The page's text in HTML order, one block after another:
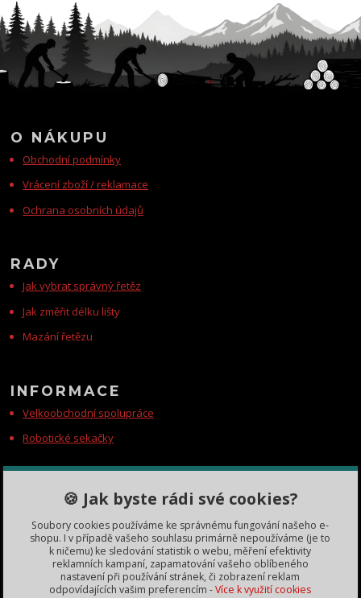
O NÁKUPU
Obchodní podmínky
Vrácení zboží / reklamace
Ochrana osobních údajů
RADY
Jak vybrat správný řetěz
Jak změřit délku lišty
Mazání řetězu
INFORMACE
Velkoobchodní spolupráce
Robotické sekačky
KONTAKTY
Zákaznická podpora
+420 735 060 350
(Po-Čt, 8-11, 13-15 hod.)
dobryden@baribalobchod.cz
🍪 Jak byste rádi své cookies?
Soubory cookies používáme ke správnému fungování našeho e-
shopu. I v případě vašeho souhlasu primárně nepoužíváme (je to
k ničemu) ke sledování statistik o webu, měření efektivity
reklamních kampaní, zapamatování vašeho oblíbeného
nastavení při používání stránek, či zobrazení reklam
odpovídajících vašim preferencím -Více k využití cookies